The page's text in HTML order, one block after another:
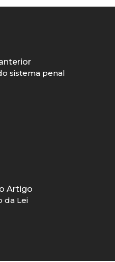
sistema penal
Artigo
da Lei